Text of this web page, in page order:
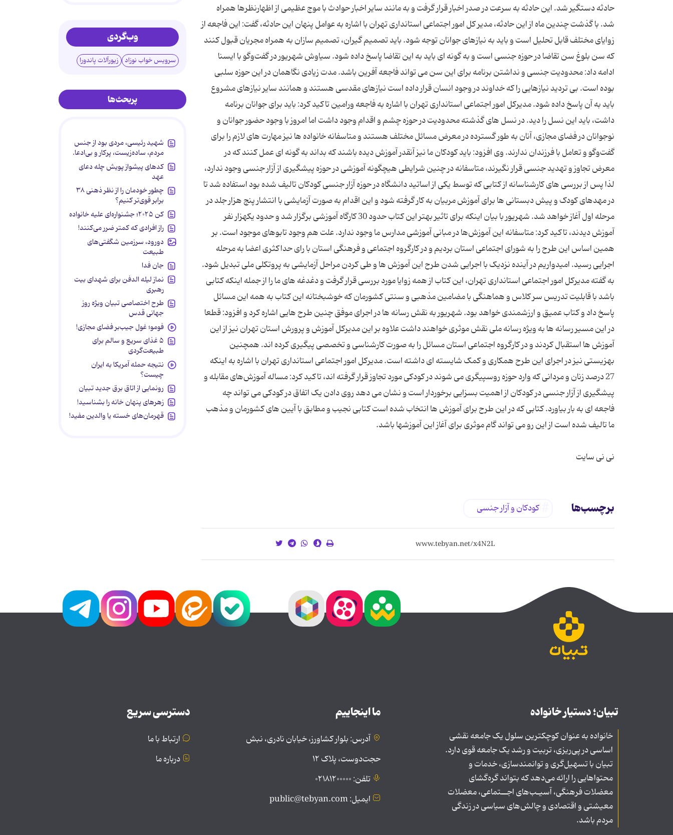
حادثه دستگیر شد. این حادثه به سرعت در صدر اخبار قرار گرفت و به مانند سایر اخبار حوادث با موج عظیمی از اظهارنظرها همراه
شد. با گذشت چندین ماه از این حادثه، مدیر کل امور اجتماعی استانداری تهران با اشاره به عوامل پنهان این حادثه، گفت: این فاجعه از
زوایای مختلف قابل تحلیل است و باید به نیازهای جوانان توجه شود. باید تصمیم گیران، تصمیم سازان به همراه مجریان قبول کنند
که سن بلوغ سن تقاضا در حوزه جنسی است و به گونه ای باید به این تقاضا پاسخ داده شود. سیاوش شهریور در گفت‌وگو با ایسنا
ادامه داد: محدودیت جنسی و نداشتن برنامه برای این سن می تواند فاجعه آفرین باشد. مدت زیادی نگاهمان در این حوزه سلبی
بوده است. بی تردید نیازهایی را که خداوند در وجود انسان قرار داده است نیازهای مقدسی هستند و همانند سایر نیازهای مشروع
باید به آن پاسخ داده شود. مدیرکل امور اجتماعی استانداری تهران با اشاره به فاجعه ورامین تاکید کرد: باید برای جوانان برنامه
داشت، باید این نسل را دید. در نسل های گذشته محدودیت در حوزه چشم و اقدام وجود داشت اما امروز با وجود حضور جوانان و
نوجوانان در فضای مجازی، آنان به طور گسترده در معرض مسائل مختلف هستند و متاسفانه خانواده ها نیز مهارت های لازم را برای
گفت‌وگو و تعامل با فرزندان ندارند. وی افزود: باید کودکان ما نیز آنقدر آموزش دیده باشند که بداند به گونه ای عمل کنند که در
معرض تجاوز و تهدید جنسی قرار نگیرند، متاسفانه در چنین شرایطی هیچگونه آموزشی در حوزه پیشگیری از آزار جنسی وجود ندارد،
لذا پس از بررسی های کارشناسانه از کتابی که توسط یکی از اساتید دانشگاه در حوزه آزار جنسی کودکان تالیف شده بود استفاده شد تا
در مهدهای کودک و پیش دبستانی ها برای آموزش مربیان به کار گرفته شود و این اقدام به صورت آزمایشی با انتشار پنج هزار جلد در
مرحله اول آغاز خواهد شد. شهریور با بیان اینکه برای تاثیر بهتر این کتاب حدود 30 کارگاه آموزشی برگزار شد و حدود یکهزار نفر
آموزش دیدند، تاکید کرد: متاسفانه این آموزش‌ها در مبانی آموزشی مدارس ما وجود ندارد. علت هم وجود تابوهای موجود است. بر
همین اساس این طرح را به شورای اجتماعی استان بردیم و در کارگروه اجتماعی و فرهنگی استان با رای حداکثری اعضا به مرحله
اجرایی رسید. امیدواریم در آینده نزدیک با اجرایی شدن طرح این آموزش ها و طی کردن مراحل آزمایشی به پروتکلی ملی تبدیل شود.
به گفته مدیرکل امور اجتماعی استانداری تهران، این کتاب از همه زوایا مورد بررسی قرار گرفت و دغدغه های ما را از جمله اینکه کتابی
باشد با قابلیت تدریس سر کلاس و هماهنگی با مضامین مذهبی و سنتی کشورمان که خوشبختانه این کتاب به همه این مسائل
پاسخ داد و کتاب عمیق و ارزشمندی خواهد بود. شهریور به نقش رسانه ها در اجرای موفق چنین طرح هایی اشاره کرد و افزود: قطعا
در این مسیر رسانه ها به ویژه رسانه ملی نقش موثری خواهند داشت علاوه بر این مدیرکل آموزش و پرورش استان تهران نیز از این
آموزش ها استقبال کردند و در کارگروه اجتماعی استان مسائل را به صورت کارشناسی و تخصصی پیگیری کرده اند. همچنین
بهزیستی نیز در اجرای این طرح همکاری و کمک شایسته ای داشته است. مدیرکل امور اجتماعی استانداری تهران با اشاره به اینکه
27 درصد زنان و مردانی که وارد حوزه روسپیگری می شوند در کودکی مورد تجاوز قرار گرفته اند، تاکید کرد: مساله آموزش‌های مقابله و
پیشگیری از آزار جنسی در کودکان از اهمیت بسزایی برخوردار است و نشان می دهد روی دادن یک اتفاق در کودکی می تواند چه
فاجعه ای به بار بیاورد. کتابی که در این طرح برای آموزش ها انتخاب شده است کتابی نجیب و مطابق با آیین های کشورمان و مذهب
نی نی سایت
برچسب‌ها کودکان و آزار جنسی
وب‌گردی
سرویس خواب نوزاد زیورآلات پاندورا
پربحث‌ها
شهید رئیسی، مردی بود از جنس
مردم، ساده‌زیست، پرکار و بی‌ادعا.
کدهای پیشواز پویش چله دعای
عهد
چطور خودمان را از نظر ذهنی ۳۸
برابر قوی‌تر کنیم؟
کن ۲۰۲۵؛ جشنواره‌ای علیه خانواده
راز افرادی که کمتر ضرر می‌کنند!
دورود، سرزمین شگفتی‌های
طبیعت
جان فدا
نماز لیله الدفن برای شهدای بیت
رهبری
طرح اختصاصی تبیان ویژه روز
جهانی قدس
فومو؛ غول جیب‌بر فضای مجازی!
۵ غذای سریع و سالم برای
طبیعت‌گردی
نتیجه حمله آمریکا به ایران
چیست؟
رونمایی از اتاق برق جدید تبیان
زهرهای پنهان خانه را بشناسید!
قهرمان‌های خسته یا والدین مفید!
تبیان؛ دستیار خانواده
خانواده به عنوان کوچکترین سلول یک جامعه نقشی
اساسی در پی‌ریزی، تربیت و رشد یک جامعه قوی دارد.
تبیان با تسهیل‌گری و توانمندسازی، خدمات و
محتواهایی را ارائه می‌دهد که بتواند گره‌گشای
معضلات فرهنگی، آسیـب‌های اجــتماعی، معضلات
معیشتی و اقتصادی و چالش‌های سیاسی در زندگی
مردم باشد.
ما اینجاییم
آدرس: بلوار کشاورز، خیابان نادری، نبش
حجت‌دوست، پلاک ۱۲
تلفن: ۰۲۱۸۱۲۰۰۰۰۰
ایمیل: public@tebyan.com
دسترسی سریع
ارتباط با ما
درباره ما